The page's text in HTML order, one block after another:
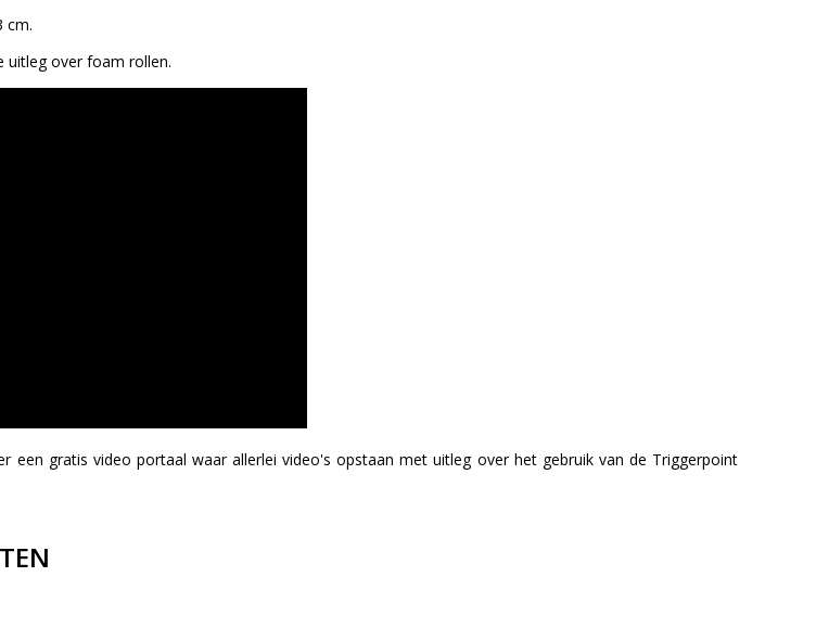
cm.
uitleg over foam rollen.
een gratis video portaal waar allerlei video's opstaan met uitleg over het gebruik van de Triggerpoint